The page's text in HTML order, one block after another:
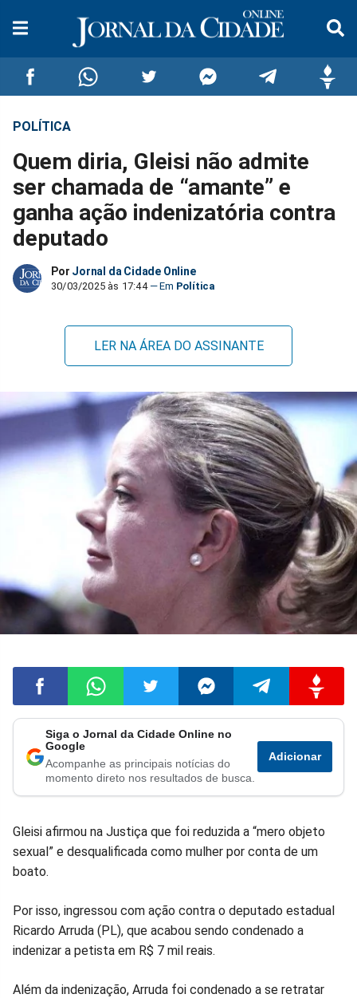
Compartilhar
no
Facebook
Compartilhar
no
Whatsapp
no
Twitter
no
Messenger
no
TelegramGettr
POLÍTICA
Quem diria, Gleisi não admite
ser chamada de “amante” e
ganha ação indenizatória contra
deputado
Por Jornal da Cidade Online
30/03/2025 às 17:44 Política
LER NA ÁREA DO ASSINANTE
Compartilhar
no
Compartilhar
no
Compartilhar
no
Compartilhar
no
Compartilhar
no
no
Siga o Jornal da Cidade Online no
Google
Acompanhe as principais notícias do
momento direto nos resultados de busca.
Adicionar
Gleisi afirmou na Justiça que foi reduzida a “mero objeto
sexual” e desqualificada como mulher por conta de um
boato.
Por isso, ingressou com ação contra o deputado estadual
Ricardo Arruda (PL), que acabou sendo condenado a
indenizar a petista em R$ 7 mil reais.
Além da indenização, Arruda foi condenado a se retratar